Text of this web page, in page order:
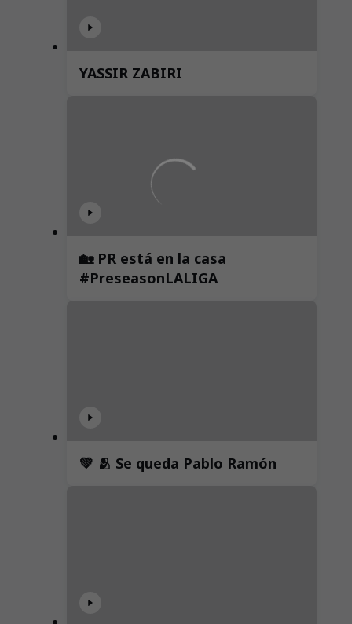
YASSIR ZABIRI
🏡 PR está en la casa
#PreseasonLALIGA
💚 🫂 Se queda Pablo Ramón